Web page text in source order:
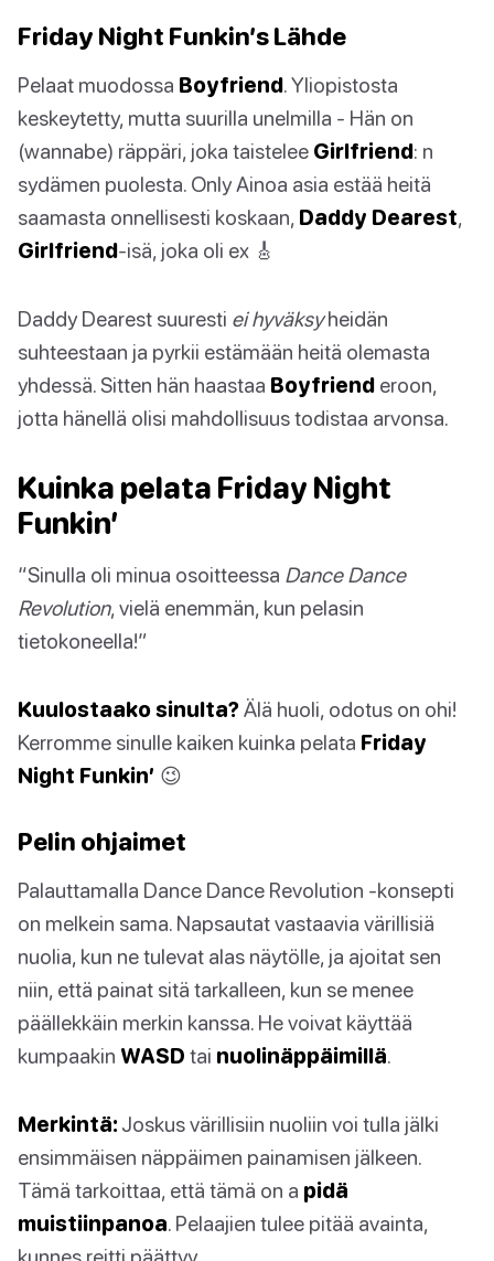
Friday Night Funkin’s Lähde
Pelaat muodossa Boyfriend. Yliopistosta
keskeytetty, mutta suurilla unelmilla - Hän on
(wannabe) räppäri, joka taistelee Girlfriend: n
sydämen puolesta. Only Ainoa asia estää heitä
saamasta onnellisesti koskaan, Daddy Dearest,
Girlfriend-isä, joka oli ex 🎸
Daddy Dearest suuresti ei hyväksyheidän
suhteestaan ja pyrkii estämään heitä olemasta
yhdessä. Sitten hän haastaa Boyfriend eroon,
jotta hänellä olisi mahdollisuus todistaa arvonsa.
Kuinka pelata Friday Night
Funkin’
“Sinulla oli minua osoitteessa Dance Dance
Revolution, vielä enemmän, kun pelasin
tietokoneella!”
Kuulostaako sinulta?Älä huoli, odotus on ohi!
Kerromme sinulle kaiken kuinka pelata Friday
Night Funkin’ 😉
Pelin ohjaimet
Palauttamalla Dance Dance Revolution -konsepti
on melkein sama. Napsautat vastaavia värillisiä
nuolia, kun ne tulevat alas näytölle, ja ajoitat sen
niin, että painat sitä tarkalleen, kun se menee
päällekkäin merkin kanssa. He voivat käyttää
kumpaakin WASD tai nuolinäppäimillä.
Merkintä: Joskus värillisiin nuoliin voi tulla jälki
ensimmäisen näppäimen painamisen jälkeen.
Tämä tarkoittaa, että tämä on a pidä
muistiinpanoa. Pelaajien tulee pitää avainta,